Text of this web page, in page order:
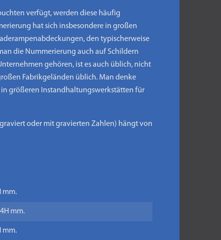
verfügt, werden diese häufig
hat sich insbesondere in großen
den typischerweise
die Nummerierung auch auf Schildern
gehören, ist es auch üblich, nicht
Fabrikgeländen üblich. Man denke
größeren Instandhaltungswerkstätten für
oder mit gravierten Zahlen) hängt von
mm.
mm.
mm.